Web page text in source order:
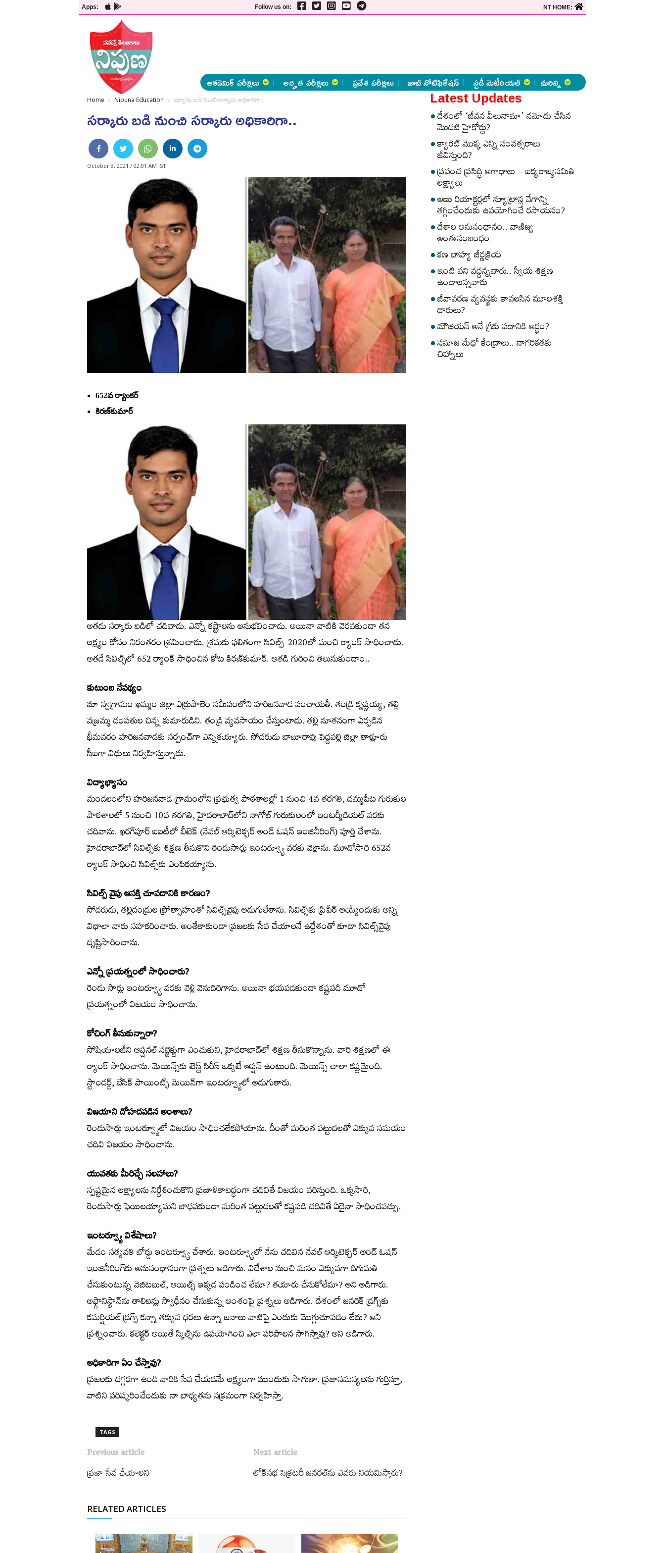
Apps: Follow us on: NT HOME:
అకడెమిక్ పరీక్షలు అర్హత పరీక్షలు ప్రవేశ పరీక్షలు జాబ్ నోటిఫికేషన్ స్టడీ మెటీరియల్ మరిన్ని
Home Nipuna Education సర్కారు బడి నుంచి సర్కారు అధికారిగా..
సర్కారు బడి నుంచి సర్కారు అధికారిగా..
October 3, 2021 / 02:01 AM IST
652వ ర్యాంకర్‌
కిరణ్‌కుమార్‌
అతడు సర్కారు బడిలో చదివాడు. ఎన్నో కష్టాలను అనుభవించాడు. అయినా వాటికి వెరవకుండా తన
లక్ష్యం కోసం నిరంతరం శ్రమించాడు. శ్రమకు ఫలితంగా సివిల్స్‌-2020లో మంచి ర్యాంక్‌ సాధించాడు.
అతడే సివిల్స్‌లో 652 ర్యాంక్‌ సాధించిన కోట కిరణ్‌కుమార్‌. అతడి గురించి తెలుసుకుందాం..
కుటుంబ నేపథ్యం
మా స్వగ్రామం ఖమ్మం జిల్లా ఎర్రుపాలెం సమీపంలోని హరిజనవాడ పంచాయతీ. తండ్రి కృష్ణయ్య, తల్లి
వజ్రమ్మ దంపతుల చిన్న కుమారుడిని. తండ్రి వ్యవసాయం చేస్తుంటాడు. తల్లి నూతనంగా ఏర్పడిన
భీమవరం హరిజనవాడకు సర్పంచ్‌గా ఎన్నికయ్యారు. సోదరుడు బాబూరావు పెద్దపల్లి జిల్లా తాళ్లూరు
సీఐగా విధులు నిర్వహిస్తున్నాడు.
విద్యాభ్యాసం
మండలంలోని హరిజనవాడ గ్రామంలోని ప్రభుత్వ పాఠశాలల్లో 1 నుంచి 4వ తరగతి, దమ్మపేట గురుకుల
పాఠశాలలో 5 నుంచి 10వ తరగతి, హైదరాబాద్‌లోని నాగోల్‌ గురుకులంలో ఇంటర్మీడియట్‌ వరకు
చదివాను. ఖరగ్‌పూర్‌ ఐఐటీలో బీటెక్‌ (నేవల్‌ ఆర్కిటెక్చర్‌ అండ్‌ ఓషన్‌ ఇంజినీరింగ్‌) పూర్తి చేశాను.
హైదరాబాద్‌లో సివిల్స్‌కు శిక్షణ తీసుకొని రెండుసార్లు ఇంటర్వ్యూ వరకు వెళ్లాను. మూడోసారి 652వ
ర్యాంక్‌ సాధించి సివిల్స్‌కు ఎంపికయ్యాను.
సివిల్స్‌ వైపు ఆసక్తి చూపడానికి కారణం?
సోదరుడు, తల్లిదండ్రుల ప్రోత్సాహంతో సివిల్స్‌వైపు అడుగులేశాను. సివిల్స్‌కు ప్రిపేర్‌ అయ్యేందుకు అన్ని
విధాలా వారు సహకరించారు. అంతేకాకుండా ప్రజలకు సేవ చేయాలనే ఉద్దేశంతో కూడా సివిల్స్‌వైపు
దృష్టిసారించాను.
ఎన్నో ప్రయత్నంలో సాధించారు?
రెండు సార్లు ఇంటర్వ్యూ వరకు వెళ్లి వెనుదిరిగాను. అయినా భయపడకుండా కష్టపడి మూడో
ప్రయత్నంలో విజయం సాధించాను.
కోచింగ్‌ తీసుకున్నారా?
సోషియాలజీని ఆప్షనల్‌ సబ్జెక్టుగా ఎంచుకుని, హైదరాబాద్‌లో శిక్షణ తీసుకొన్నాను. వారి శిక్షణలో ఈ
ర్యాంక్‌ సాధించాను. మెయిన్స్‌కు టెస్ట్‌ సిరీస్‌ ఒక్కటే ఆప్షన్‌ ఉంటుంది. మెయిన్స్‌ చాలా కష్టమైంది.
స్టాండర్డ్‌, బేసిక్‌ పాయింట్స్‌ మెయిన్‌గా ఇంటర్వ్యూలో అడుగుతారు.
విజయాని దోహదపడిన అంశాలు?
రెండుసార్లు ఇంటర్వ్యూలో విజయం సాధించలేకపోయాను. దీంతో మరింత పట్టుదలతో ఎక్కువ సమయం
చదివి విజయం సాధించాను.
యువతకు మీరిచ్చే సలహాలు?
స్పష్టమైన లక్ష్యాలను నిర్దేశించుకొని ప్రణాళికాబద్ధంగా చదివితే విజయం వరిస్తుంది. ఒక్కసారి,
రెండుసార్లు ఫెయిలయ్యామని బాధపకుండా మరింత పట్టుదలతో కష్టపడి చదివితే ఏదైనా సాధించవచ్చు.
ఇంటర్వ్యూ విశేషాలు?
మేడం సత్యవతి బోర్డు ఇంటర్వ్యూ చేశారు. ఇంటర్వ్యూలో నేను చదివిన నేవల్‌ ఆర్కిటెక్చర్‌ అండ్‌ ఓషన్‌
ఇంజినీరింగ్‌కు అనుసంధానంగా ప్రశ్నలు అడిగారు. విదేశాల నుంచి మనం ఎక్కువగా దిగుమతి
చేసుకుంటున్న వెజిటబుల్‌, ఆయిల్స్‌ ఇక్కడ పండించ లేమా? తయారు చేసుకోలేమా? అని అడిగారు.
అఫ్గానిస్థాన్‌ను తాలిబన్లు స్వాధీనం చేసుకున్న అంశంపై ప్రశ్నలు అడిగారు. దేశంలో జనరిక్‌ డ్రగ్స్‌కు
కమర్షియల్‌ డ్రగ్స్‌ కన్నా తక్కువ ధరలు ఉన్నా జనాలు వాటిపై ఎందుకు మొగ్గుచూపడం లేదు? అని
ప్రశ్నించారు. కలెక్టర్‌ అయితే స్కిల్స్‌ను ఉపయోగించి ఎలా పరిపాలన సాగిస్తావు? అని అడిగారు.
అధికారిగా ఏం చేస్తావు?
ప్రజలకు దగ్గరగా ఉండి వారికి సేవ చేయడమే లక్ష్యంగా ముందుకు సాగుతా. ప్రజాసమస్యలను గుర్తిస్తూ,
వాటిని పరిష్కరించేందుకు నా బాధ్యతను సక్రమంగా నిర్వహిస్తా.
TAGS
Previous article
ప్రజా సేవ చేయాలని
Next article
లోక్‌సభ సెక్రటరీ జనరల్‌ను ఎవరు నియమిస్తారు?
RELATED ARTICLES
Latest Updates
దేశంలో ‘జీవన వీలునామా’ నమోదు చేసిన
మొదటి హైకోర్టు?
క్యారెట్‌ మొక్క ఎన్ని సంవత్సరాలు
జీవిస్తుంది?
ప్రపంచ ప్రసిద్ధి అగాధాలు – ఐక్యరాజ్యసమితి
లక్ష్యాలు
అణు రియాక్టర్లలో న్యూట్రాన్ల వేగాన్ని
తగ్గించేందుకు ఉపయోగించే రసాయనం?
దేశాల అనుసంధానం.. వాణిజ్య
అంతఃసంబంధం
కణ బాహ్య జీర్ణక్రియ
ఇంటి పని వద్దన్నవారు.. స్వీయ శిక్షణ
ఉండాలన్నవారు
జీవావరణ వ్యవస్థకు కావలసిన మూలశక్తి
దారులు?
మౌజియన్‌ అనే గ్రీకు పదానికి అర్థం?
సమాజ మేధో కేంద్రాలు.. నాగరికతకు
చిహ్నాలు